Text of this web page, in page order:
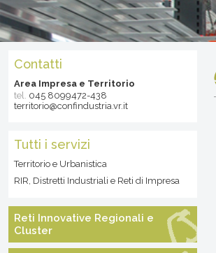
Contatti
Area Impresa e Territorio
tel. 045 8099472-438
territorio@confindustria.vr.it
Tutti i servizi
Territorio e Urbanistica
RIR, Distretti Industriali e Reti di Impresa
Reti Innovative Regionali e
Cluster